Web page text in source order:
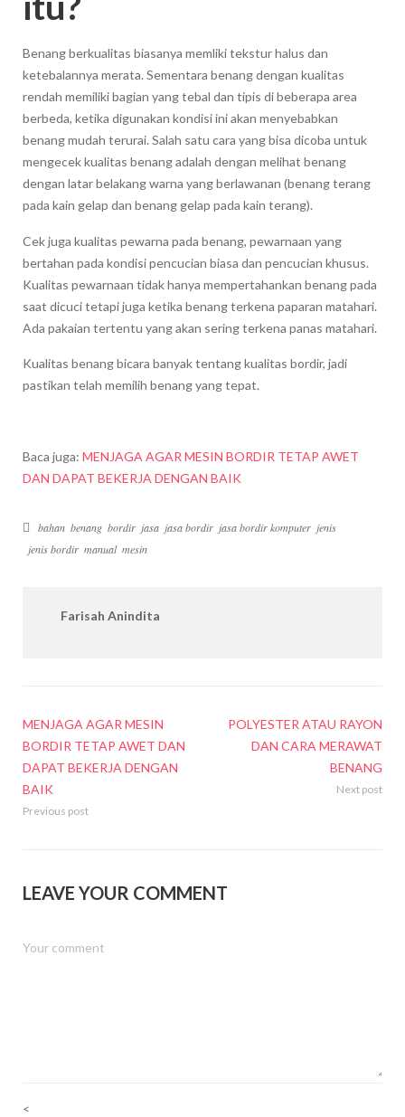
Benang berkualitas biasanya memliki tekstur halus dan
ketebalannya merata. Sementara benang dengan kualitas
rendah memiliki bagian yang tebal dan tipis di beberapa area
berbeda, ketika digunakan kondisi ini akan menyebabkan
benang mudah terurai. Salah satu cara yang bisa dicoba untuk
mengecek kualitas benang adalah dengan melihat benang
dengan latar belakang warna yang berlawanan (benang terang
pada kain gelap dan benang gelap pada kain terang).
Cek juga kualitas pewarna pada benang, pewarnaan yang
bertahan pada kondisi pencucian biasa dan pencucian khusus.
Kualitas pewarnaan tidak hanya mempertahankan benang pada
saat dicuci tetapi juga ketika benang terkena paparan matahari.
Ada pakaian tertentu yang akan sering terkena panas matahari.
Kualitas benang bicara banyak tentang kualitas bordir, jadi
pastikan telah memilih benang yang tepat.
Baca juga: MENJAGA AGAR MESIN BORDIR TETAP AWET
DAN DAPAT BEKERJA DENGAN BAIK
bahan benang bordir jasa jasa bordir jasa bordir komputer jenis
jenis bordir manual mesin
Farisah Anindita
MENJAGA AGAR MESIN
BORDIR TETAP AWET DAN
DAPAT BEKERJA DENGAN
BAIK
Previous post
POLYESTER ATAU RAYON
DAN CARA MERAWAT
BENANG
Next post
LEAVE YOUR COMMENT
<